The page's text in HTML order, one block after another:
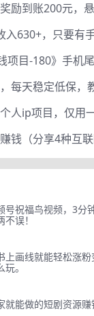
每天稳定低保，
钱（分享4种互联
号祝福鸟视频，3分
不误！
上画线就能轻松涨
玩。
就能做的短剧资源赚